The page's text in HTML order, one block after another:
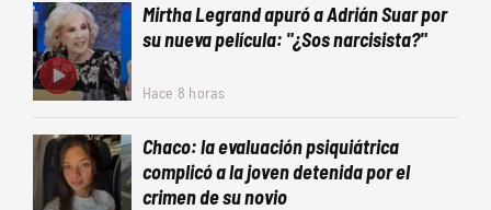
Mirtha Legrand apuró a Adrián Suar por
su nueva película: "¿Sos narcisista?"
Hace 8 horas
Chaco: la evaluación psiquiátrica
complicó a la joven detenida por el
crimen de su novio